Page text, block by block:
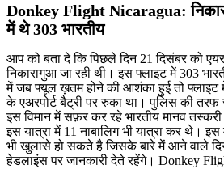
Donkey Flight Nicaragua:
में थे 303 भारतीय
आप को बता दे कि पिछले दिन 21 दिसंबर को
निकारागुआ जा रही थी। इस फ्लाइट में 303
में जब फ्यूल ख़तम होने की आशंका हुई तो फ्लाइट
के एअरपोर्ट बैट्री पर रुका था। पुलिस की तरफ
इस विमान में सफ़र कर रहे भारतीय मानव
इस यात्रा में 11 नाबालिग भी यात्रा कर थे।
भी खुलासे हो सकते है जिसके बारे में आने वाले
हेडलाइंस पर जानकारी देते रहेंगे। Donkey